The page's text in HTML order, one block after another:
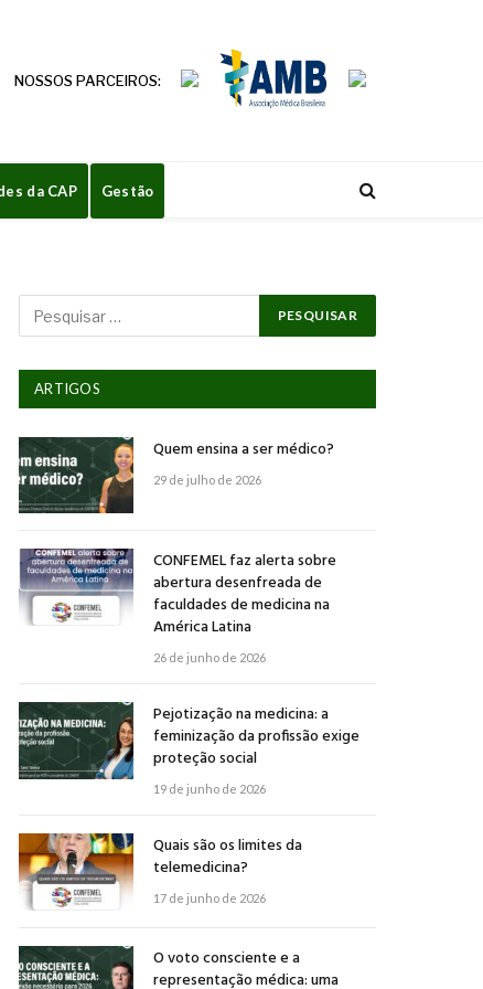
NOSSOS PARCEIROS:
da CAP Gestão
ARTIGOS
Quem ensina a ser médico?
29 de julho de 2026
CONFEMEL faz alerta sobre
abertura desenfreada de
faculdades de medicina na
América Latina
26 de junho de 2026
Pejotização na medicina: a
feminização da profissão exige
proteção social
19 de junho de 2026
Quais são os limites da
telemedicina?
17 de junho de 2026
O voto consciente e a
representação médica: uma